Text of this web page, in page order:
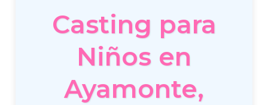
Casting para
Niños en
Ayamonte,